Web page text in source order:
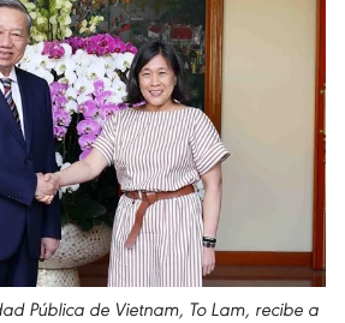
Pública de Vietnam, To Lam, recibe a